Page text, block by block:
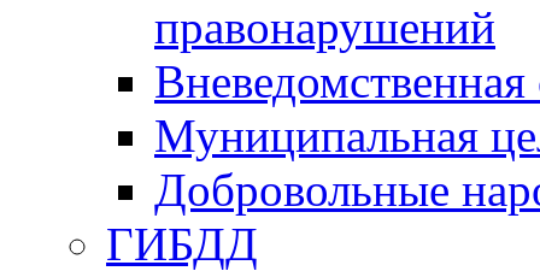
правонарушений
Вневедомственная
Муниципальная
Добровольные
ГИБДД